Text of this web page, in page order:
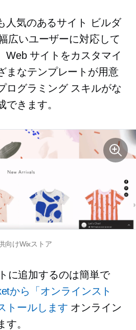
人気のあるサイト ビルダ
広いユーザーに対応して
Web サイトをカスタマイ
まなテンプレートが用意
ログラミング スキルがな
できます。
向けWixストア
に追加するのは簡単で
から「オンラインスト
トールします オンライン
。